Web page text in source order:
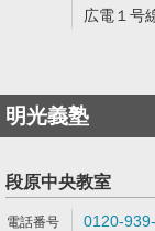
広電１号
明光義塾
段原中央教室
0120-